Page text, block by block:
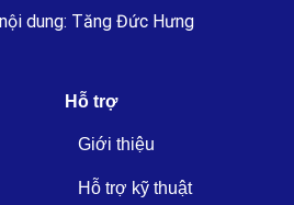
dung: Tăng Đức Hưng
Hỗ trợ
Giới thiệu
Hỗ trợ kỹ thuật